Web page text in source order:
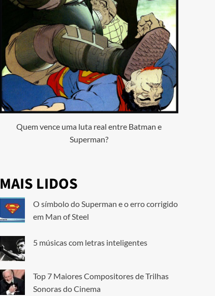
Quem vence uma luta real entre Batman e
Superman?
MAIS LIDOS
O símbolo do Superman e o erro corrigido
em Man of Steel
5 músicas com letras inteligentes
Top 7 Maiores Compositores de Trilhas
Sonoras do Cinema